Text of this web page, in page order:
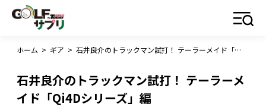
ホーム > ギア > 石井良介のトラックマン試打！ テーラーメイド「Qi4Dシリーズ」編
石井良介のトラックマン試打！ テーラーメ
イド「Qi4Dシリーズ」編